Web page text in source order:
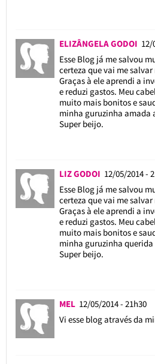
ELIZÂNGELA GODOI 12/
Esse Blog já me salvou
certeza que vai me
Graças à ele aprendi a
e reduzi gastos. Meu
muito mais bonitos e
minha guruzinha amada
Super beijo.
LIZ GODOI 12/05/2014 -
Esse Blog já me salvou
certeza que vai me
Graças à ele aprendi a
e reduzi gastos. Meu
muito mais bonitos e
minha guruzinha querida
Super beijo.
MEL 12/05/2014 - 21h30
Vi esse blog através da